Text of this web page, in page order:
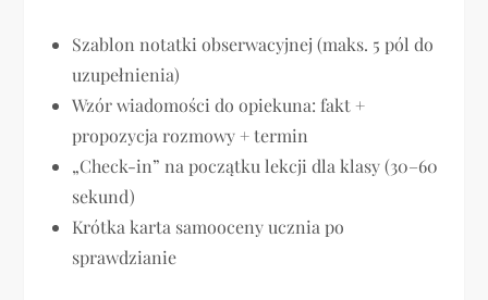
Szablon notatki obserwacyjnej (maks. 5 pól do
uzupełnienia)
Wzór wiadomości do opiekuna: fakt +
propozycja rozmowy + termin
„Check-in” na początku lekcji dla klasy (30–60
sekund)
Krótka karta samooceny ucznia po
sprawdzianie